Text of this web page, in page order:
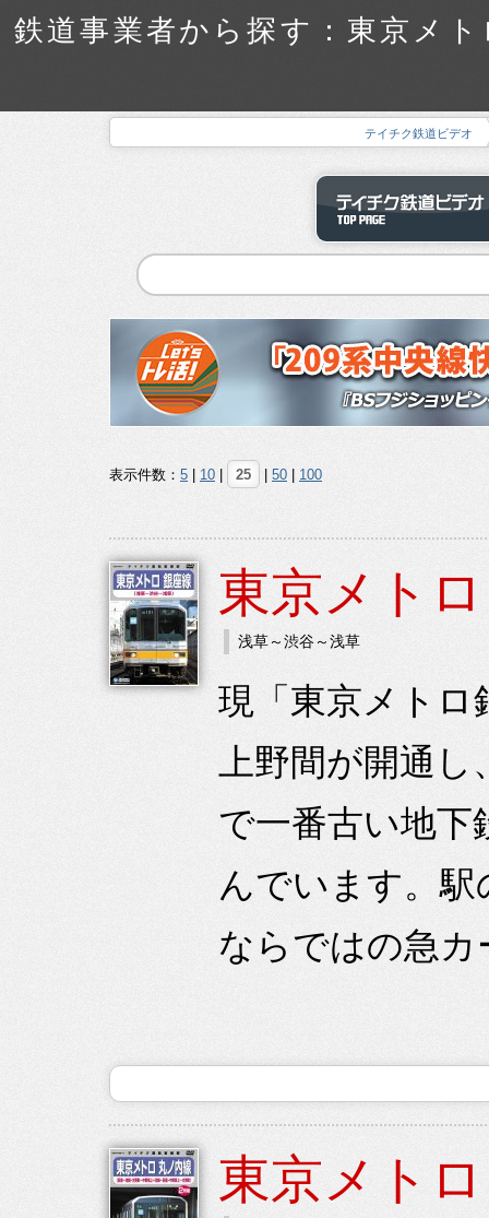
鉄道事業者から探す：東京メ
テイチク鉄道ビデオ
表示件数： 5 10 25 50 100
東京メト
浅草～渋谷～浅草
現「東京メトロ
上野間が開通
で一番古い地下
んでいます。
ならではの急
東京メト